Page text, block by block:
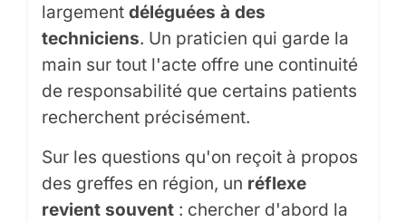
largement déléguées à des
techniciens. Un praticien qui garde la
main sur tout l'acte offre une continuité
de responsabilité que certains patients
recherchent précisément.
Sur les questions qu'on reçoit à propos
des greffes en région, un réflexe
revient souvent : chercher d'abord la